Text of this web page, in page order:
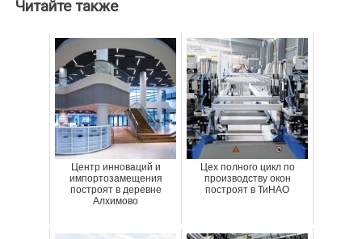
Читайте также
Центр инноваций и
импортозамещения
построят в деревне
Алхимово
Цех полного цикл по
производству окон
построят в ТиНАО